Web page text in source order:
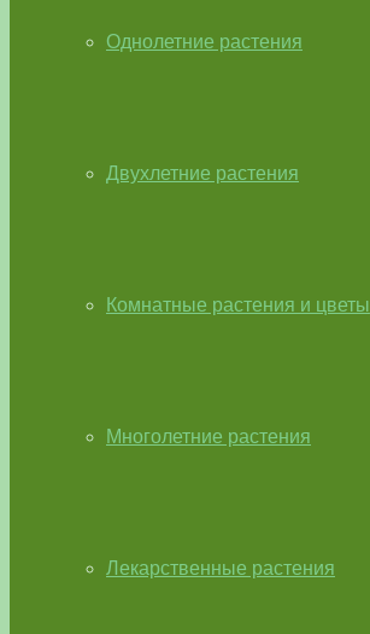
Однолетние растения
Двухлетние растения
Комнатные растения и цветы
Многолетние растения
Лекарственные растения